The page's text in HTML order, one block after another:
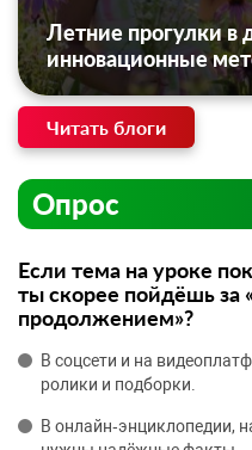
Летние прогулки в
инновационные
Читать блоги
Опрос
Если тема на уроке
ты скорее пойдёшь за
продолжением»?
В соцсети и на
ролики и подборки.
В онлайн‑энциклопедии,